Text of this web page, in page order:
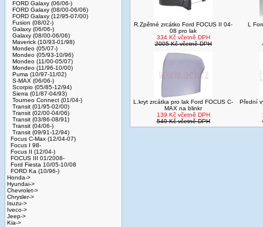
FORD Galaxy (06/06-)
FORD Galaxy (08/00-06/06)
FORD Galaxy (12/95-07/00)
Fusion (08/02-)
Galaxy (06/06-)
Galaxy (08/00-06/06)
Maverick (10/93-01/98)
Mondeo (05/07-)
Mondeo (05/93-10/96)
Mondeo (11/00-05/07)
Mondeo (11/96-10/00)
Puma (10/97-11/02)
S-MAX (06/06-)
Scorpio (05/85-12/94)
Sierra (01/87-04/93)
Tourneo Connect (01/04-)
Transit (01/95-02/00)
Transit (02/00-04/06)
Transit (03/86-08/91)
Transit (04/06-)
Transit (09/91-12/94)
Focus C-Max (12/04-07)
Focus I 98-
Focus II (12/04-)
FOCUS III 01/2008-
Ford Fiesta 10/05-10/08
FORD Ka (10/96-)
Honda->
Hyundai->
Chevrolet->
Chrysler->
Isuzu->
Iveco->
Jeep->
Kia->
R.Zpětné zrcátko Ford FOCUS II 04-
08 pro lak
334 Kč včetně DPH
2005 Kč včetně DPH
L
L.kryt zrcátka pro lak Ford FOCUS C-
MAX na blinkr
139 Kč včetně DPH
549 Kč včetně DPH
Přední